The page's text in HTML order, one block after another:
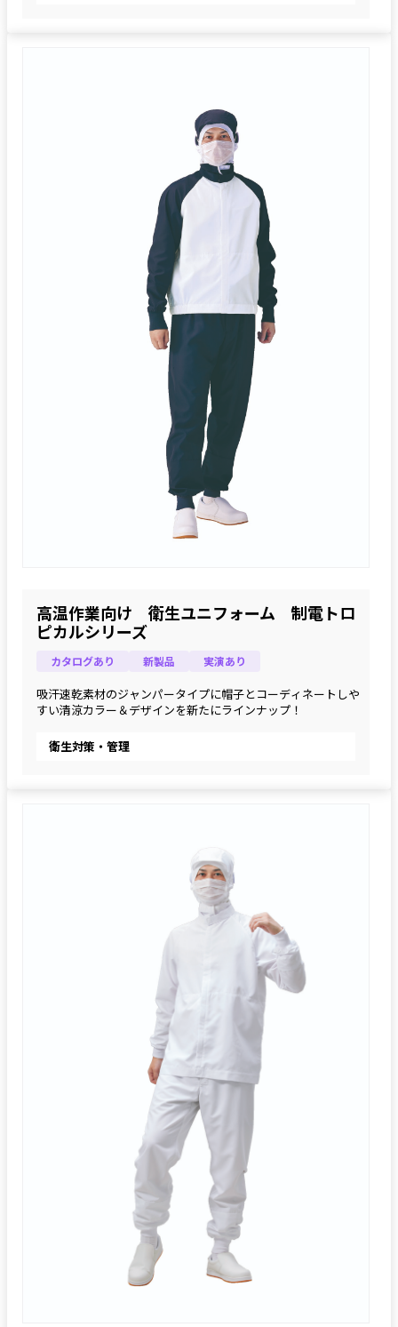
高温作業向け 衛生ユニフォーム 制電トロ
ピカルシリーズ
カタログあり 新製品 実演あり
吸汗速乾素材のジャンパータイプに帽子とコーディネートしや
すい清涼カラー＆デザインを新たにラインナップ！
衛生対策・管理